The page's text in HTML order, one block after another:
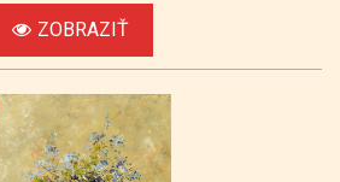
ZOBRAZIŤ